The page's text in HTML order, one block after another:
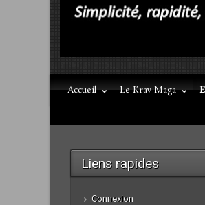
Accueil Le Krav Maga
Liens rapides
Connexion